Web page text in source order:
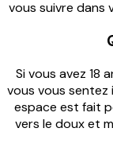
vous suivre dans
Si vous avez 18
vous vous sentez
espace est fait
vers le doux et